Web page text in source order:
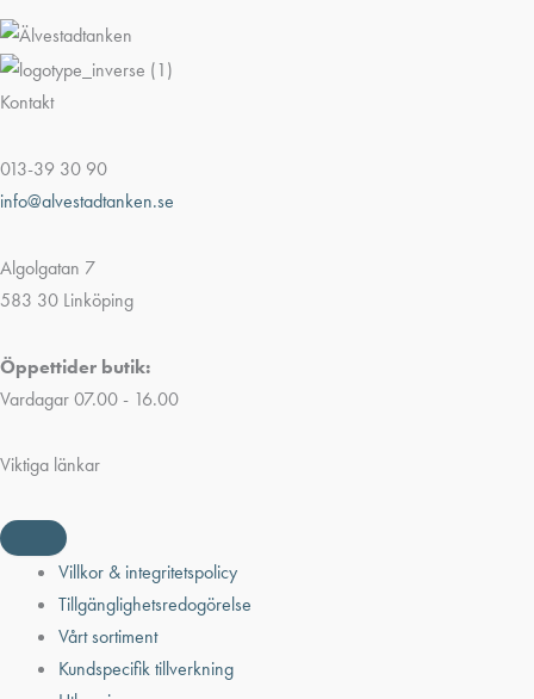
Kontakt
013-39 30 90
info@alvestadtanken.se
Algolgatan 7
583 30 Linköping
Öppettider butik:
Vardagar 07.00 - 16.00
Viktiga länkar
Villkor & integritetspolicy
Tillgänglighetsredogörelse
Vårt sortiment
Kundspecifik tillverkning